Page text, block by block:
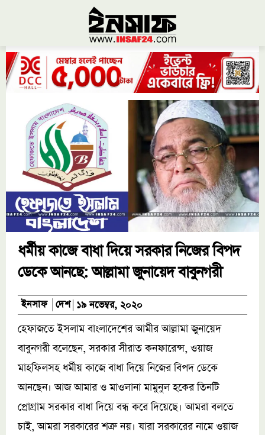
ধর্মীয় কাজে বাধা দিয়ে সরকার নিজের বিপদ
ডেকে আনছে: আল্লামা জুনায়েদ বাবুনগরী
ইনসাফ দেশ ১৯ নভেম্বর, ২০২০
হেফাজতে ইসলাম বাংলাদেশের আমীর আল্লামা জুনায়েদ
বাবুনগরী বলেছেন, সরকার সীরাত কনফারেন্স, ওয়াজ
মাহফিলসহ ধর্মীয় কাজে বাধা দিয়ে নিজের বিপদ ডেকে
আনছেন। আজ আমার ও মাওলানা মামুনুল হকের তিনটি
প্রোগ্রাম সরকার বাধা দিয়ে বন্ধ করে দিয়েছে। আমরা বলতে
চাই, আমরা সরকারের শত্রু নয়। যারা সরকারের নামে ওয়াজ